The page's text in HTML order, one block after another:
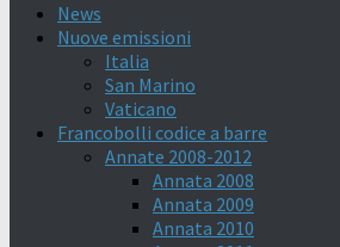
News
Nuove emissioni
Italia
San Marino
Vaticano
Francobolli codice a barre
Annate 2008-2012
Annata 2008
Annata 2009
Annata 2010